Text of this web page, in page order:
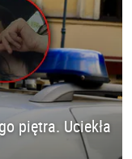
piętra. Uciekła